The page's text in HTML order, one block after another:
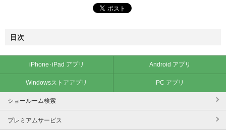
目次
iPhone･iPad アプリ Android アプリ
Windowsストアアプリ PC アプリ
ショールーム検索
プレミアムサービス